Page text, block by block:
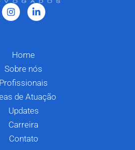
Home
Sobre nós
Profissionais
de Atuação
Updates
Carreira
Contato